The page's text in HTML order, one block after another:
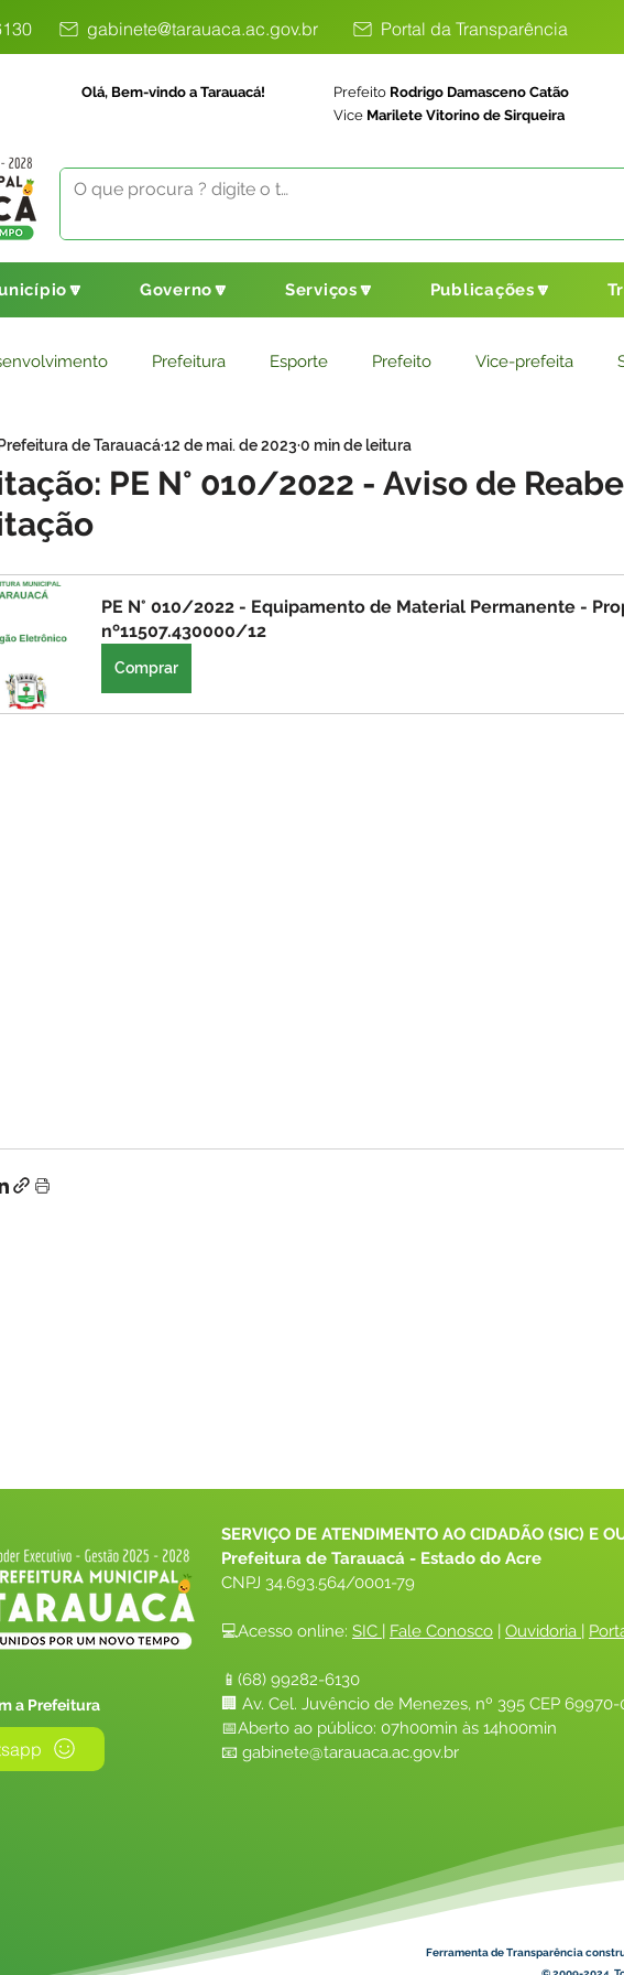
gabinete@tarauaca.ac.gov.br Portal da Transparência
Olá, Bem-vindo a Tarauacá! Prefeito Rodrigo Damasceno Catão
Vice Marilete Vitorino de Sirqueira
Governo🔽 Serviços🔽 Publicações🔽
Prefeitura Esporte Prefeito Vice-prefeita
Educação Saneamento Básico
Administração
Licitação Segurança
festa e lazer Memória e Cultura
PE N° 010/2022 - Aviso de
de Tarauacá12 de mai. de 2023 0 min de leitura
PE N° 010/2022 - Equipamento de Material Permanente -
nº11507.430000/12
Comprar
a Prefeitura
SERVIÇO DE ATENDIMENTO AO CIDADÃO (SIC) E
Prefeitura de Tarauacá - Estado do Acre
CNPJ 34.693.564/0001-79
💻Acesso online: SIC | Fale Conosco | Ouvidoria |
📱(68) 99282-6130
🏢 Av. Cel. Juvêncio de Menezes, nº 395 CEP
📅Aberto ao público: 07h00min às 14h00min
📧 gabinete@tarauaca.ac.gov.br
Ferramenta de Transparência